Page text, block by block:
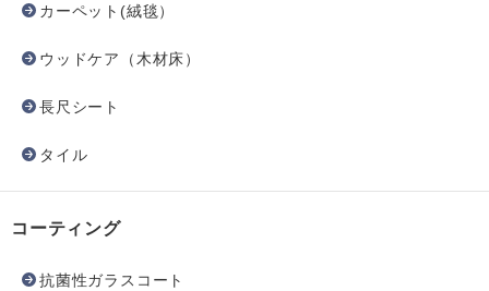
カーペット(絨毯）
ウッドケア（木材床）
長尺シート
タイル
コーティング
抗菌性ガラスコート